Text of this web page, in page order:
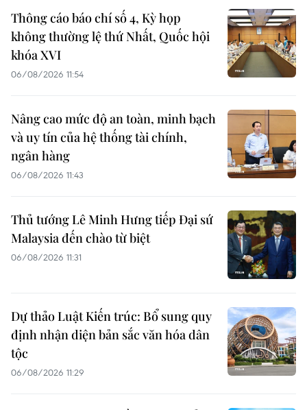
Thông cáo báo chí số 4, Kỳ họp
không thường lệ thứ Nhất, Quốc hội
khóa XVI
06/08/2026 11:54
Nâng cao mức độ an toàn, minh bạch
và uy tín của hệ thống tài chính,
ngân hàng
06/08/2026 11:43
Thủ tướng Lê Minh Hưng tiếp Đại sứ
Malaysia đến chào từ biệt
06/08/2026 11:31
Dự thảo Luật Kiến trúc: Bổ sung quy
định nhận diện bản sắc văn hóa dân
tộc
06/08/2026 11:29